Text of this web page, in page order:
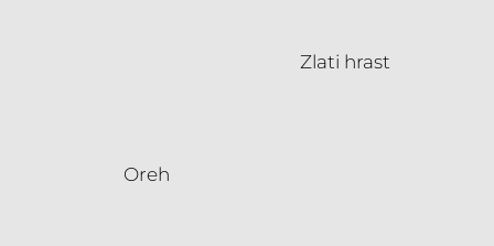
Zlati hrast
Oreh